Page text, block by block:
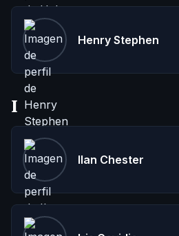
Henry Stephen
I
Ilan Chester